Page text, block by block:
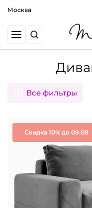
Москва
Все фильтры
Скидка 10% до 09.08